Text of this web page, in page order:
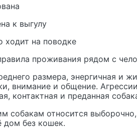
к выгулу
ходит на поводке
проживания рядом с
размера, энергичная и
внимание и общение.
контактная и преданная
собакам относится
дом без кошек.